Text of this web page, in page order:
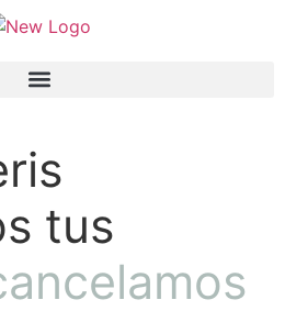
tus